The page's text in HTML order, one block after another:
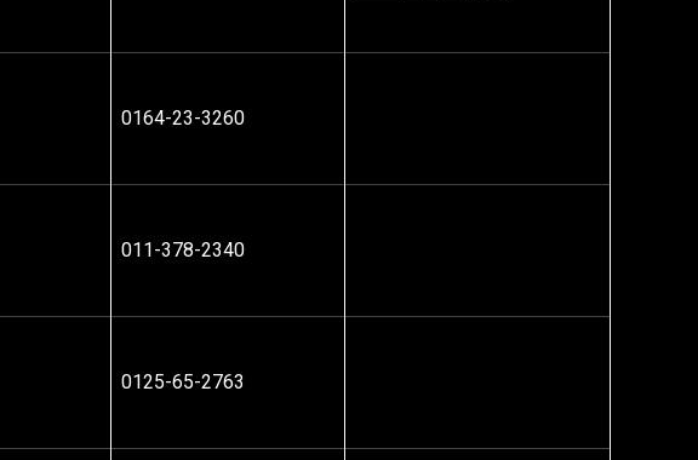
0164-23-3260
011-378-2340
0125-65-2763